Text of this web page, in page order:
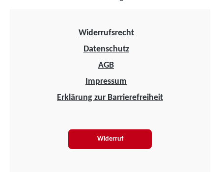
Widerrufsrecht
Datenschutz
AGB
Impressum
Erklärung zur Barrierefreiheit
Widerruf